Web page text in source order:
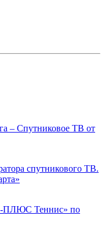
– Спутниковое ТВ от
спутникового ТВ.
ПЛЮС Теннис» по